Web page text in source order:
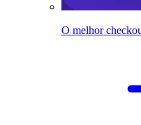
O melhor